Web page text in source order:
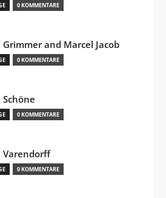
0 KOMMENTARE
and Marcel Jacob
0 KOMMENTARE
0 KOMMENTARE
Varendorff
0 KOMMENTARE